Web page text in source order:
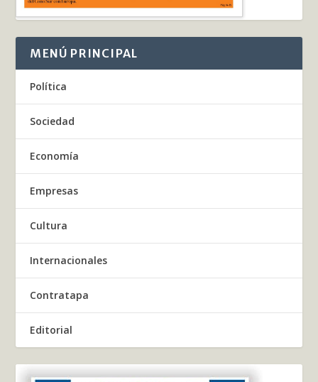
MENÚ PRINCIPAL
Política
Sociedad
Economía
Empresas
Cultura
Internacionales
Contratapa
Editorial